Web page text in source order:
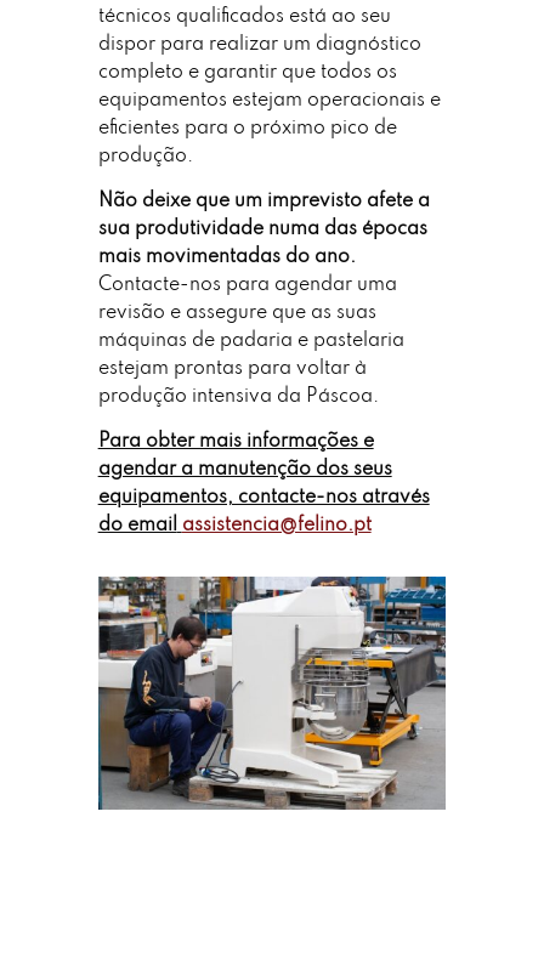
técnicos qualificados está ao seu
dispor para realizar um diagnóstico
completo e garantir que todos os
equipamentos estejam operacionais e
eficientes para o próximo pico de
produção.
Não deixe que um imprevisto afete a
sua produtividade numa das épocas
mais movimentadas do ano.
Contacte-nos para agendar uma
revisão e assegure que as suas
máquinas de padaria e pastelaria
estejam prontas para voltar à
produção intensiva da Páscoa.
Para obter mais informações e
agendar a manutenção dos seus
equipamentos, contacte-nos através
do email assistencia@felino.pt